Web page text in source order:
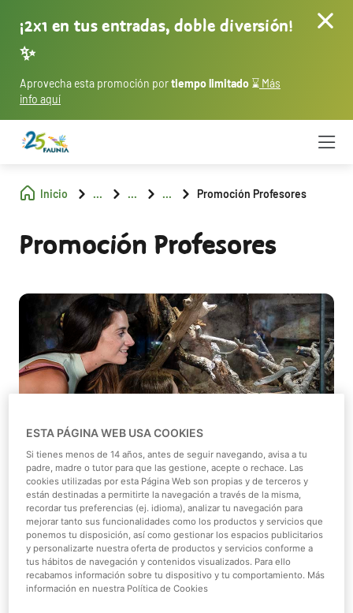
¡2x1 en tus entradas, doble diversión!
✨
Aprovecha esta promoción portiempo limitado ⌛ Más
info aquí
Inicio ... ... ... Promoción Profesores
Promoción Profesores
1/1
De 01-01-2026 a 31-12-2026
Promociones y descuentos
ESTA PÁGINA WEB USA COOKIES
Si tienes menos de 14 años, antes de seguir navegando, avisa a tu
padre, madre o tutor para que las gestione, acepte o rechace. Las
cookies utilizadas por esta Página Web son propias y de terceros y
están destinadas a permitirte la navegación a través de la misma,
recordar tus preferencias (ej. idioma), analizar tu navegación para
mejorar tanto sus funcionalidades como los productos y servicios que
ponemos tu disposición, así como gestionar los espacios publicitarios
y personalizarte nuestra oferta de productos y servicios conforme a
tus hábitos de navegación y contenidos visualizados. Para ello
recabamos información sobre tu dispositivo y tu comportamiento. Más
información en nuestra Política de Cookies